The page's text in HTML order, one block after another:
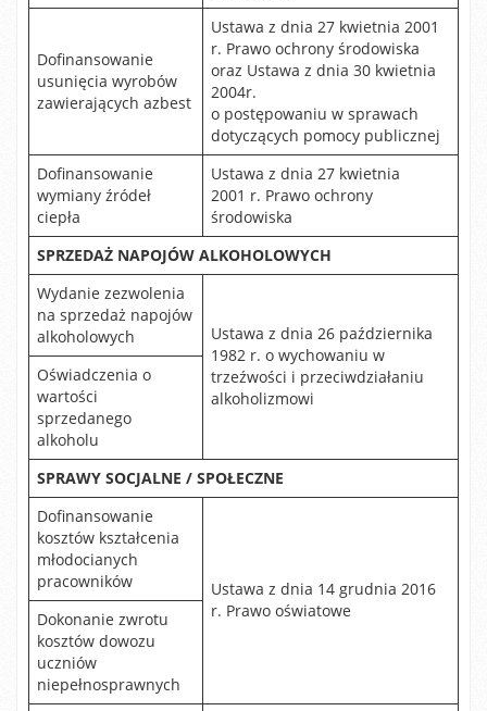
Dofinansowanie
usunięcia wyrobów
zawierających azbest
Ustawa z dnia 27 kwietnia 2001
r. Prawo ochrony środowiska
oraz Ustawa z dnia 30 kwietnia
2004r.
o postępowaniu w sprawach
dotyczących pomocy publicznej
Dofinansowanie
wymiany źródeł
ciepła
Ustawa z dnia 27 kwietnia
2001 r. Prawo ochrony
środowiska
SPRZEDAŻ NAPOJÓW ALKOHOLOWYCH
Wydanie zezwolenia
na sprzedaż napojów
alkoholowych
Ustawa z dnia 26 października
1982 r. o wychowaniu w
trzeźwości i przeciwdziałaniu
alkoholizmowi
Oświadczenia o
wartości
sprzedanego
alkoholu
SPRAWY SOCJALNE / SPOŁECZNE
Dofinansowanie
kosztów kształcenia
młodocianych
pracowników
Ustawa z dnia 14 grudnia 2016
r. Prawo oświatowe
Dokonanie zwrotu
kosztów dowozu
uczniów
niepełnosprawnych